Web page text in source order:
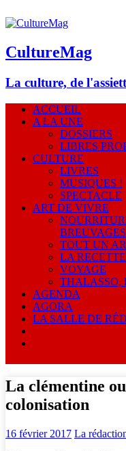
CultureMag
La culture, de
ACCUEIL
A LA UNE
DOSSIERS
LIBRES
CULTURE
LIVRES
MUSIQUES !
SPECTACLE
ART DE VIVRE
BREUVAGES
TOUT UN
LA
VOYAGE
THALASSO,
AGENDA
AGORA
LA SALLE DE
La clémentine
colonisation
16 février 2017 La